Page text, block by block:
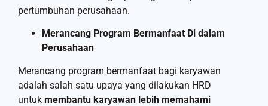
pertumbuhan perusahaan.
Merancang Program Bermanfaat Di dalam
Perusahaan
Merancang program bermanfaat bagi karyawan
adalah salah satu upaya yang dilakukan HRD
untuk membantu karyawan lebih memahami